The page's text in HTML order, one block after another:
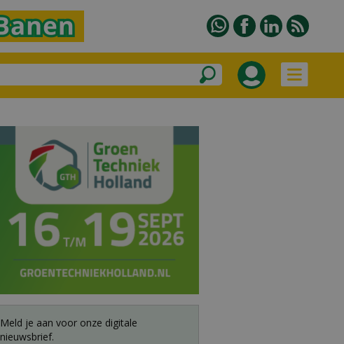
Meld je aan voor onze digitale
nieuwsbrief.